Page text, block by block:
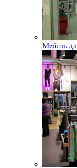
Мебель